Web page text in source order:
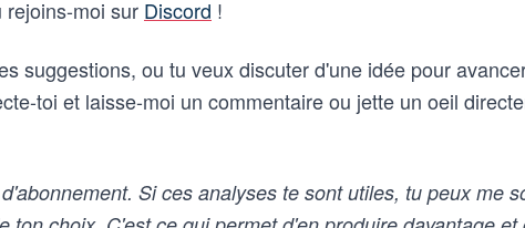
rejoins-moi sur Discord !
suggestions, ou tu veux discuter d'une idée pour
toi et laisse-moi un commentaire ou jette un oeil
Si ces analyses te sont utiles, tu peux me